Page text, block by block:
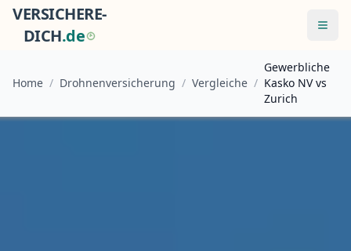
VERSICHERE-
DICH.de
Home / Drohnenversicherung / Vergleiche /
Gewerbliche
Kasko NV vs
Zurich